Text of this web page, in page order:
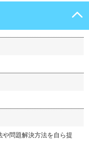
や問題解決方法を自ら提